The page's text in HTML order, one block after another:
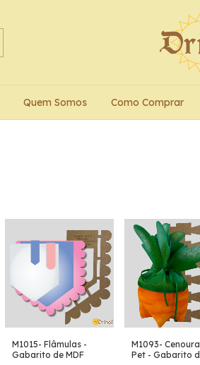
Quem Somos Como Comprar
M1015- Flâmulas -
Gabarito de MDF
M1093-
Pet - Gabarito